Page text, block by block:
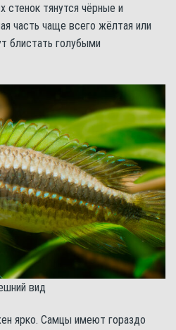
тянутся чёрные и
часть чаще всего жёлтая или
блистать голубыми
вид
ярко. Самцы имеют гораздо